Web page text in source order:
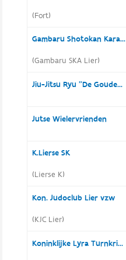
(Fort)
Gambaru Shotokan Karate Academy Lier
(Gambaru SKA Lier)
Jiu-Jitsu Ryu "De Gouden Draak"
Jutse Wielervrienden
K.Lierse SK
(Lierse K)
Kon. Judoclub Lier vzw
(KJC Lier)
Koninklijke Lyra Turnkring